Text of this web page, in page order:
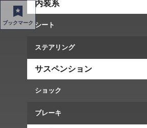
内装系
シート
ステアリング
サスペンション
ショック
ブレーキ
ブックマーク